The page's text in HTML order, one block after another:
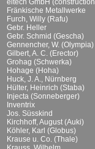
eitech GmbH
Fränkische Metallwerke
Furch, Willy (Rafu)
Gebr. Heller
Gebr. Schmid (Gescha)
Gennencher, W. (Olympia)
Gilbert, A. C. (Erector)
Grohag (Schwerka)
Hohage (Hoha)
Huck, J. A., Nürnberg
Hülter, Heinrich (Staba)
Injecta (Sonneberger)
Inventrix
Jos. Süsskind
Kirchhoff, August (Auki)
Köhler, Karl (Globus)
Krause u. Co. (Thale)